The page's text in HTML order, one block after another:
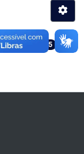
15